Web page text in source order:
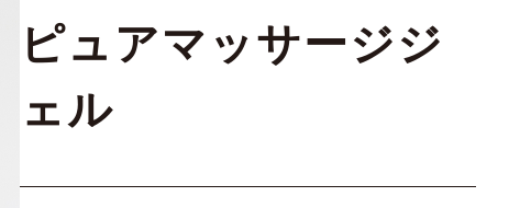
ピュアマッサージジ
ェル